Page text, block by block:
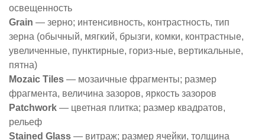
освещенность
Grain — зерно; интенсивность, контрастность, тип
зерна (обычный, мягкий, брызги, комки, контрастные,
увеличенные, пунктирные, гориз-ные, вертикальные,
пятна)
Mozaic Tiles — мозаичные фрагменты; размер
фрагмента, величина зазоров, яркость зазоров
Patchwork — цветная плитка; размер квадратов,
рельеф
Stained Glass — витраж; размер ячейки, толщина